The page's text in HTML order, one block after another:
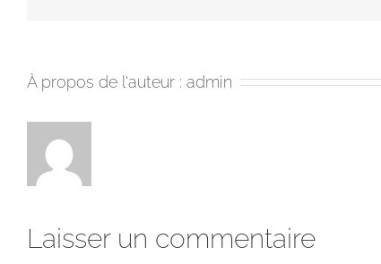
À propos de l'auteur : admin
Laisser un commentaire